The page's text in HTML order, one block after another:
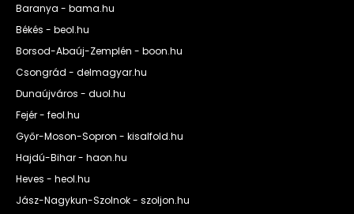
Baranya - bama.hu
Békés - beol.hu
Borsod-Abaúj-Zemplén - boon.hu
Csongrád - delmagyar.hu
Dunaújváros - duol.hu
Fejér - feol.hu
Győr-Moson-Sopron - kisalfold.hu
Hajdú-Bihar - haon.hu
Heves - heol.hu
Jász-Nagykun-Szolnok - szoljon.hu